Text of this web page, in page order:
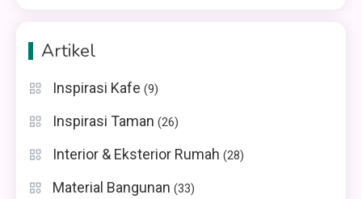
Artikel
Inspirasi Kafe (9)
Inspirasi Taman (26)
Interior & Eksterior Rumah (28)
Material Bangunan (33)